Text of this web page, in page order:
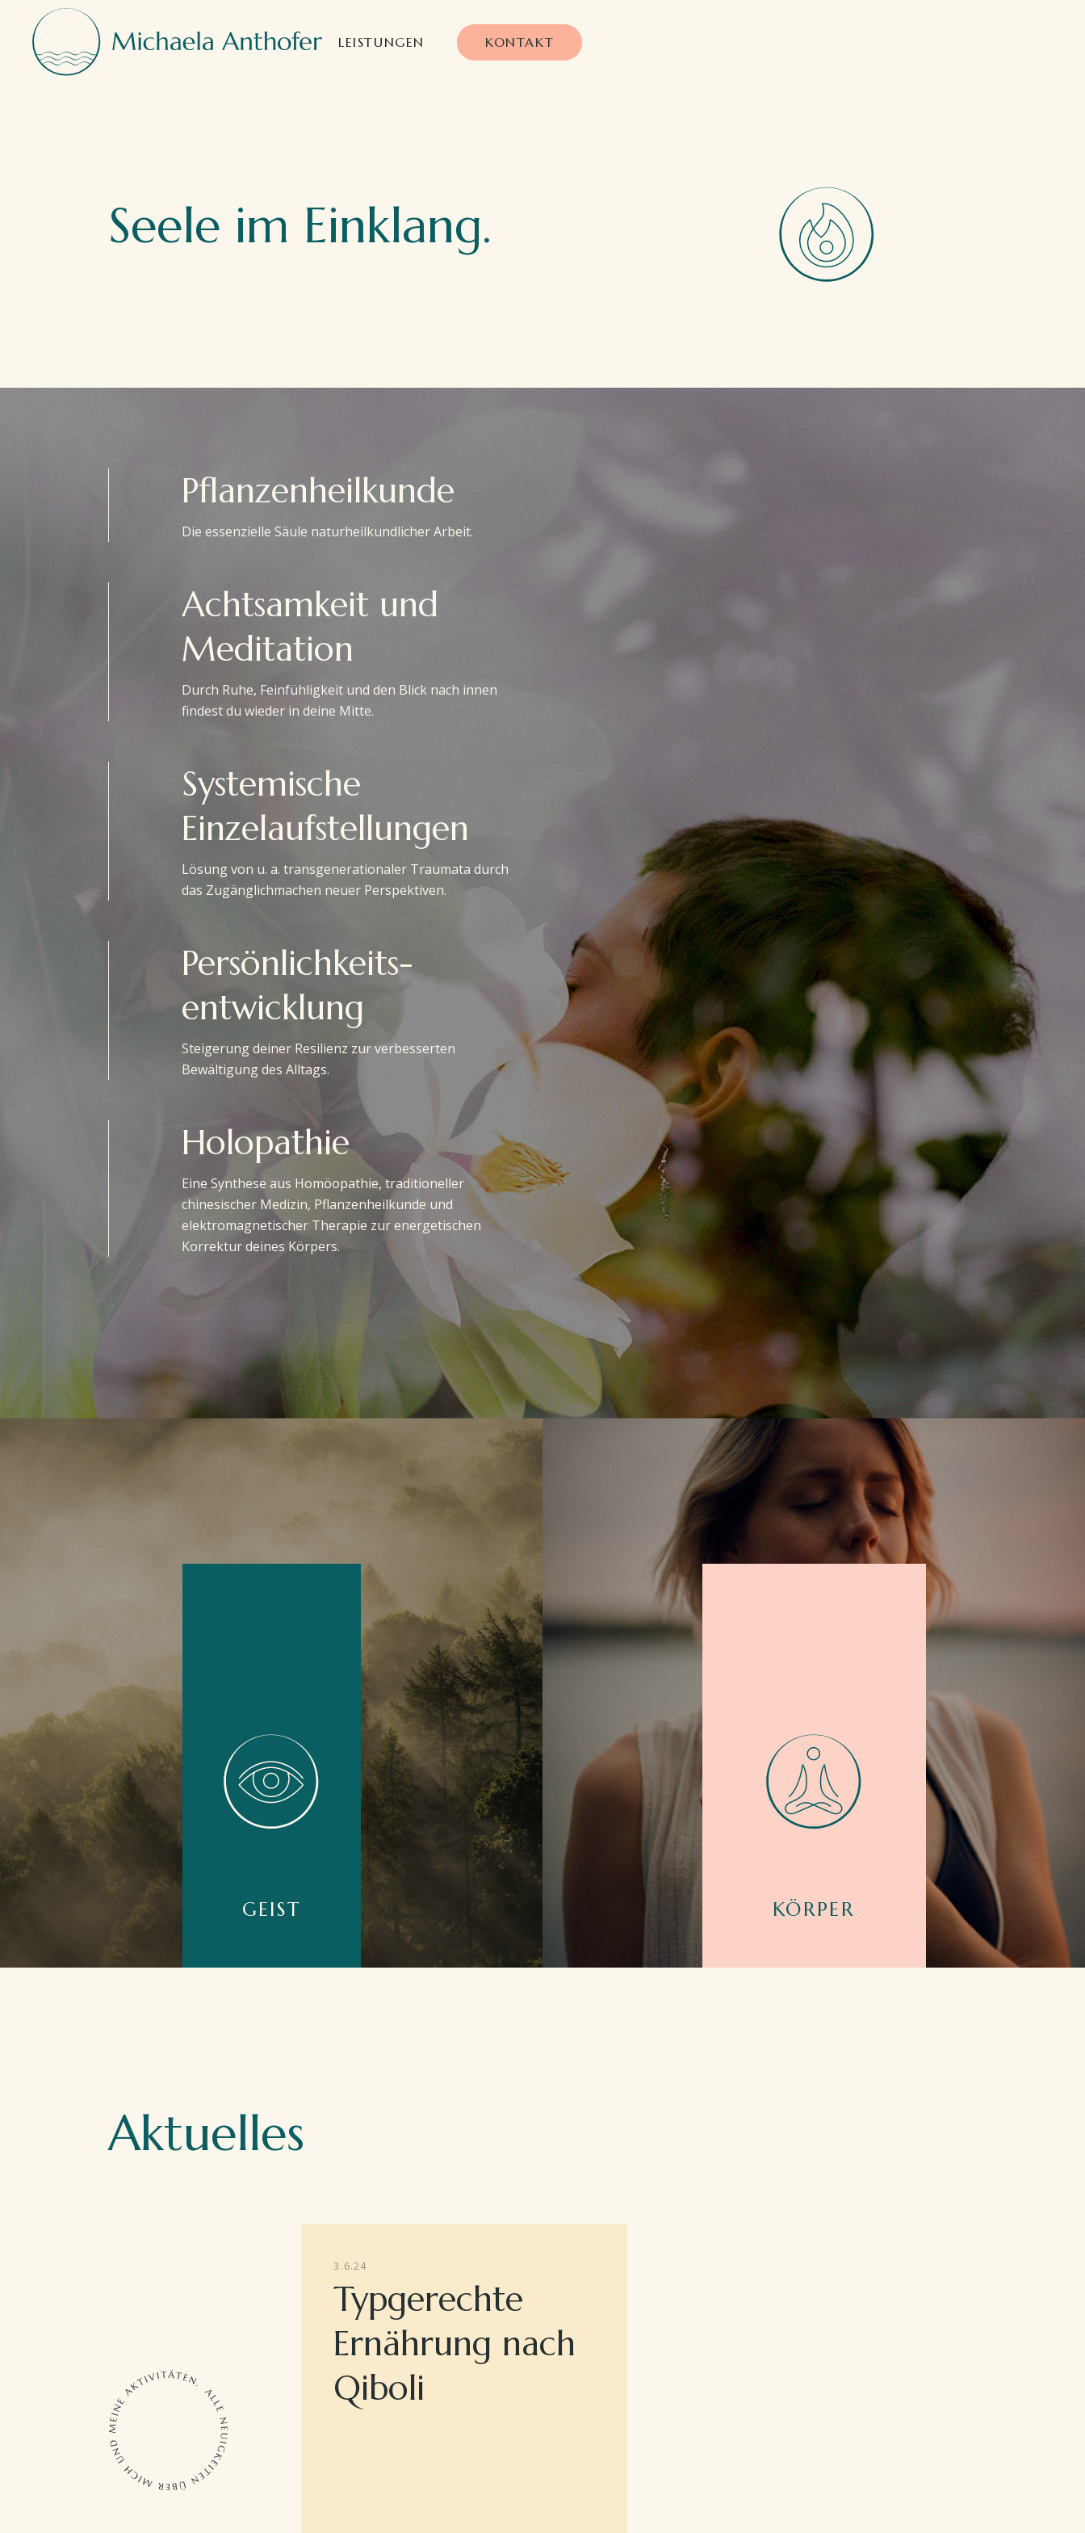
LEISTUNGEN KONTAKT
Seele im Einklang.
Pflanzenheilkunde
Die essenzielle Säule naturheilkundlicher Arbeit.
Achtsamkeit und
Meditation
Durch Ruhe, Feinfühligkeit und den Blick nach innen
findest du wieder in deine Mitte.
Systemische
Einzelaufstellungen
Lösung von u. a. transgenerationaler Traumata durch
das Zugänglichmachen neuer Perspektiven.
Persönlichkeits-
entwicklung
Steigerung deiner Resilienz zur verbesserten
Bewältigung des Alltags.
Holopathie
Eine Synthese aus Homöopathie, traditioneller
chinesischer Medizin, Pflanzenheilkunde und
elektromagnetischer Therapie zur energetischen
Korrektur deines Körpers.
GEIST
GEIST
KÖRPER
KÖRPER
Aktuelles
3.6.24
Typgerechte
Ernährung nach
Qiboli